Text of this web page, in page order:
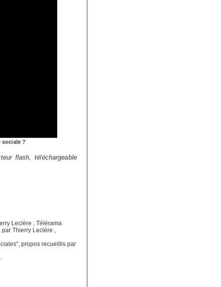
sociale ?
flash, téléchargeable
Leclère , Télérama.
par Thierry Leclère ,
, propos recueillis par
.